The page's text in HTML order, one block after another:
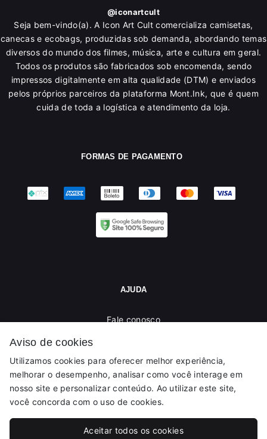
Aviso de cookies
Utilizamos cookies para oferecer melhor experiência,
melhorar o desempenho, analisar como você interage em
nosso site e personalizar conteúdo. Ao utilizar este site,
você concorda com o uso de cookies.
Aceitar todos os cookies
@iconartcult
Seja bem-vindo(a). A Icon Art Cult comercializa camisetas,
canecas e ecobags, produzidas sob demanda, abordando temas
diversos do mundo dos filmes, música, arte e cultura em geral.
Todos os produtos são fabricados sob encomenda, sendo
impressos digitalmente em alta qualidade (DTM) e enviados
pelos próprios parceiros da plataforma Mont.Ink, que é quem
cuida de toda a logística e atendimento da loja.
FORMAS DE PAGAMENTO
AJUDA
Fale conosco
Política de Troca e Devolução
Denuncie o Uso Ilegal de Marcas
© Dados do vendedor: CPF 084.978.487-56